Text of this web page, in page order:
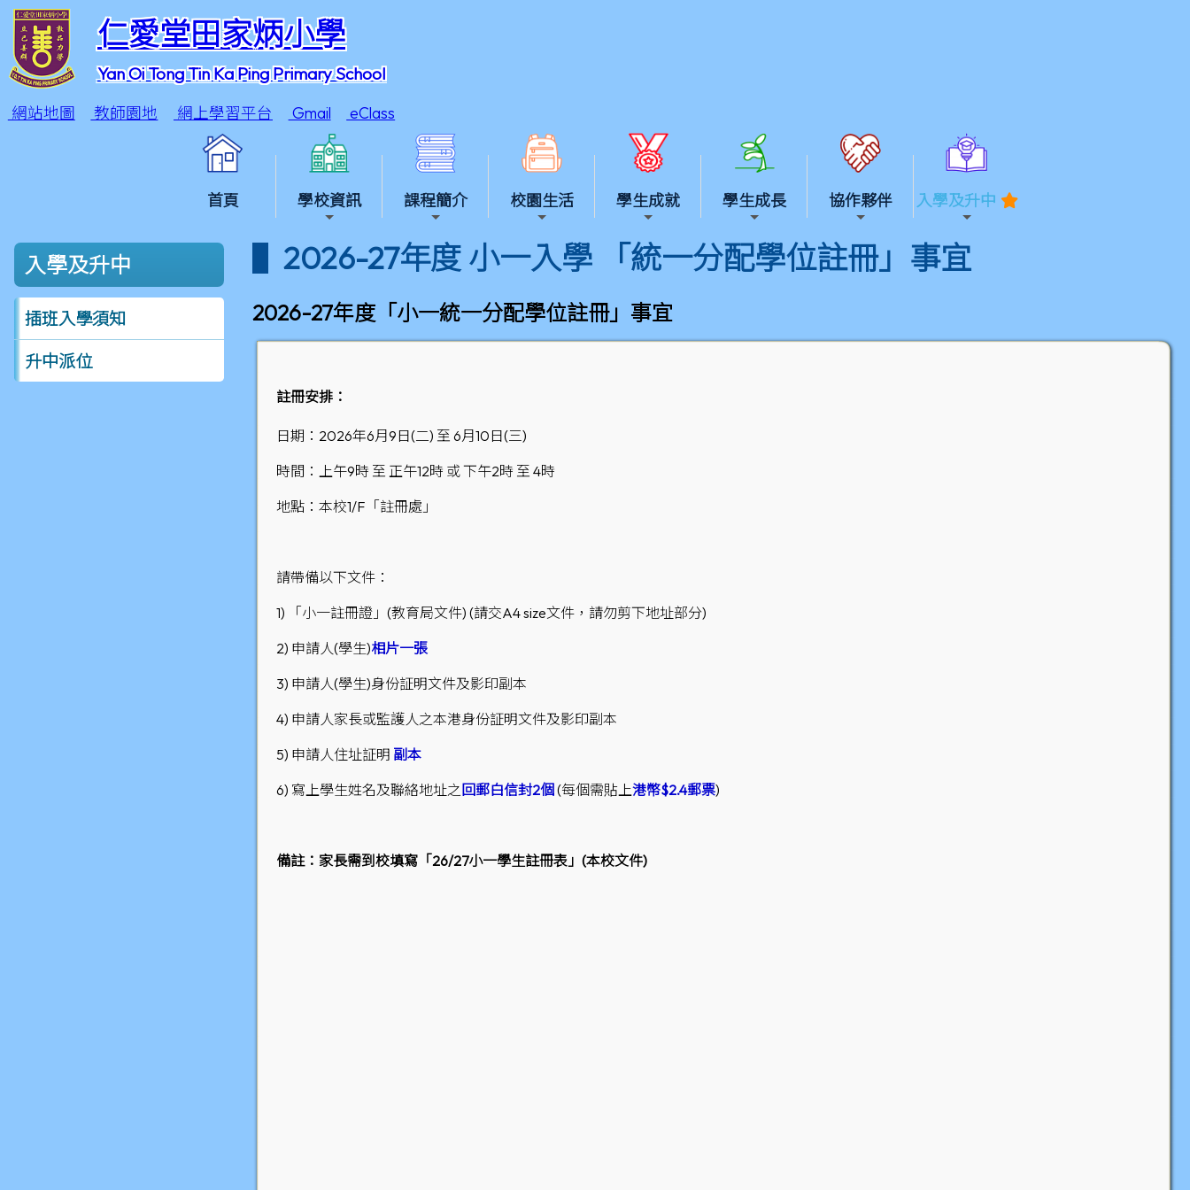
仁愛堂田家炳小學
Yan Oi Tong Tin Ka Ping Primary School
網站地圖 教師園地 網上學習平台 Gmail eClass
首頁 學校資訊 課程簡介 校園生活 學生成就 學生成長 協作夥伴 入學及升中
入學及升中
插班入學須知
升中派位
2026-27年度 小一入學 「統一分配學位註冊」事宜
2026-27年度「小一統一分配學位註冊」事宜
註冊安排：
日期：2026年6月9日(二) 至 6月10日(三)
時間：上午9時 至 正午12時 或 下午2時 至 4時
地點：本校1/F「註冊處」
請帶備以下文件：
1) 「小一註冊證」(教育局文件) (請交A4 size文件，請勿剪下地址部分)
2) 申請人(學生)相片一張
3) 申請人(學生)身份証明文件及影印副本
4) 申請人家長或監護人之本港身份証明文件及影印副本
5) 申請人住址証明 副本
6) 寫上學生姓名及聯絡地址之 回郵白信封2個(每個需貼上港幣$2.4郵票)
備註：家長需到校填寫「26/27小一學生註冊表」(本校文件)